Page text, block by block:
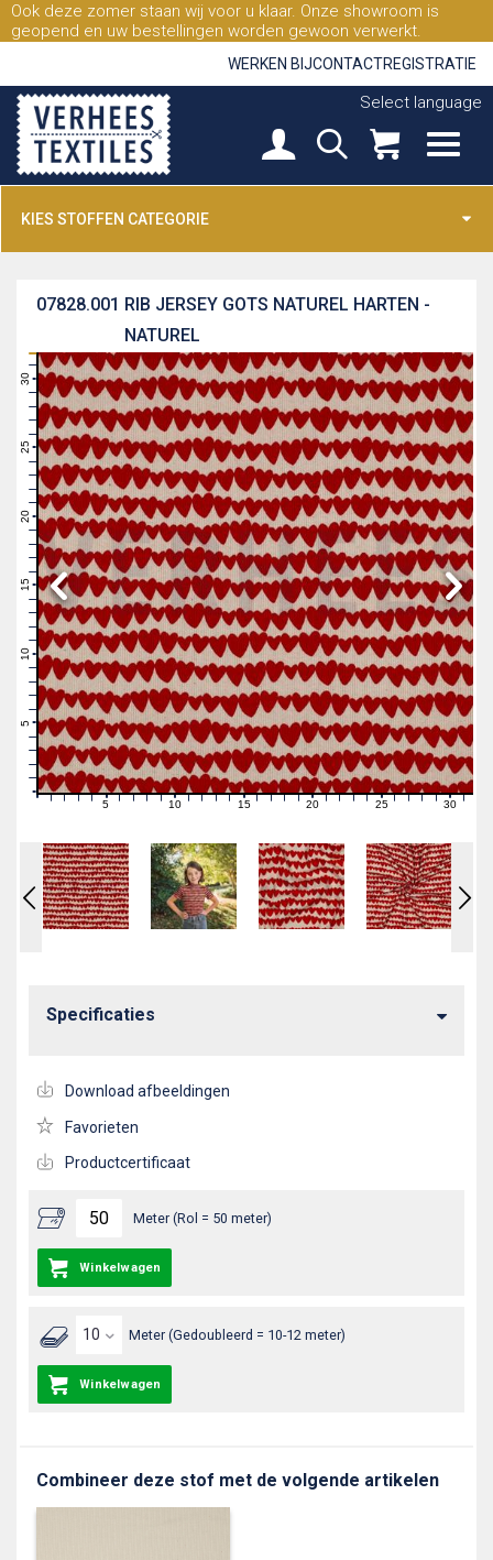
Ook deze zomer staan wij voor u klaar. Onze showroom is
geopend en uw bestellingen worden gewoon verwerkt.
WERKEN BIJCONTACTREGISTRATIE
Select language
KIES STOFFEN CATEGORIE
RIB JERSEY GOTS NATUREL HARTEN -
NATUREL
07828.001
0
1
2
3
4
5
8
10
11
12
13
14
15
16
17
19
20
21
22
23
24
25
26
27
28
31
0 1 2 3 4 5 6 7 89 1011121314151617181920 21222324 25 2627282930 31
Meter (Rol = 50 meter)
Winkelwagen
Meter (Gedoubleerd = 10-12 meter)
Winkelwagen
Specificaties
Download afbeeldingen
Favorieten
Productcertificaat
Combineer deze stof met de volgende artikelen